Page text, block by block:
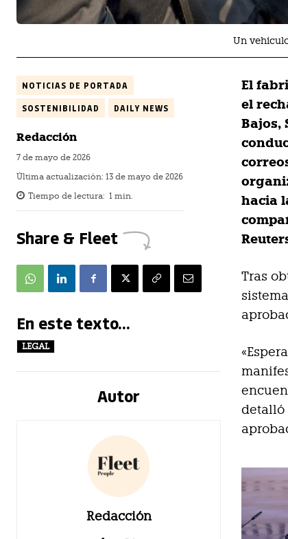
Un
NOTICIAS DE PORTADA
SOSTENIBILIDAD DAILY NEWS
Redacción
7 de mayo de 2026
Última actualización: 13 de mayo de 2026
Tiempo de lectura: 1 min.
Share & Fleet
En este texto...
LEGAL
Autor
Redacción
El
el
Bajos,
hacia
Tras
detalló